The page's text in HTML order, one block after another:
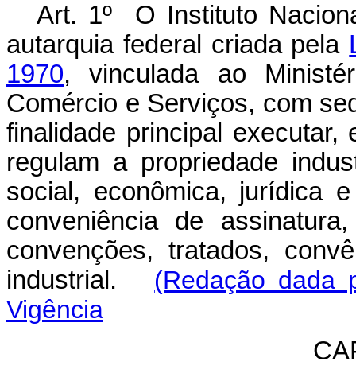
Art. 1º O Instituto
autarquia federal criada pela
1970, vinculada ao
Comércio e Serviços, com
finalidade principal
regulam a propriedade
social, econômica, jurídica
conveniência de
convenções, tratados,
industrial. (Redação dada
Vigência